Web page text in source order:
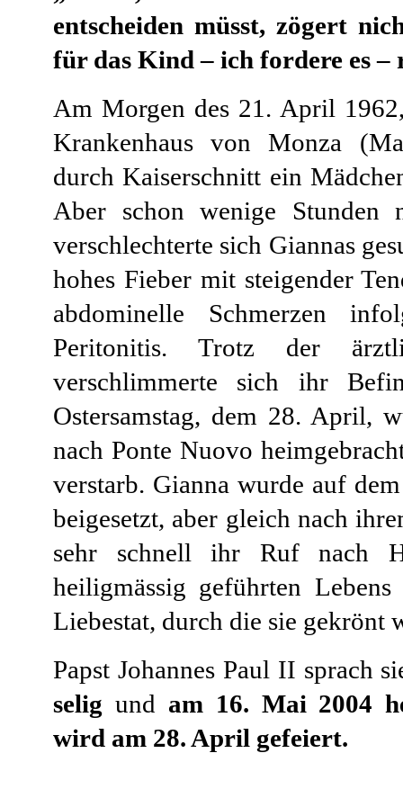
entscheiden müsst, zögert
für das Kind – ich fordere es
Am Morgen des 21. April
Krankenhaus von Monza
durch Kaiserschnitt ein
Aber schon wenige Stunden
verschlechterte sich Giannas
hohes Fieber mit steigender
abdominelle Schmerzen
Peritonitis. Trotz der
verschlimmerte sich ihr
Ostersamstag, dem 28. April,
nach Ponte Nuovo
verstarb. Gianna wurde auf
beigesetzt, aber gleich nach
sehr schnell ihr Ruf nach
heiligmässig geführten
Liebestat, durch die sie gekrönt
Papst Johannes Paul II sprach
selig und am 16. Mai 2004
wird am 28. April gefeiert.